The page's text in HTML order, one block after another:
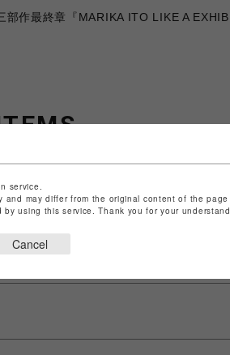
作最終章『MARIKA ITO LIKE A
せん。
service.
may differ from the original content of the page
using this service. Thank you for your
Cancel